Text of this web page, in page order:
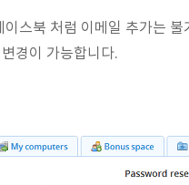
스북 처럼 이메일 추가는
경이 가능합니다.